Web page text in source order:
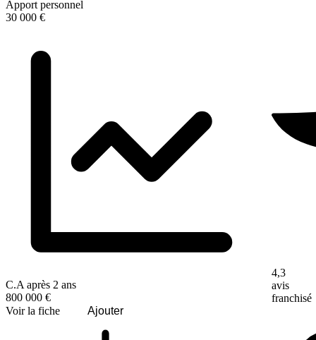
Apport personnel
30 000 €
C.A après 2 ans
800 000 €
Voir la fiche
Ajouter
4,3
avis
franchisé